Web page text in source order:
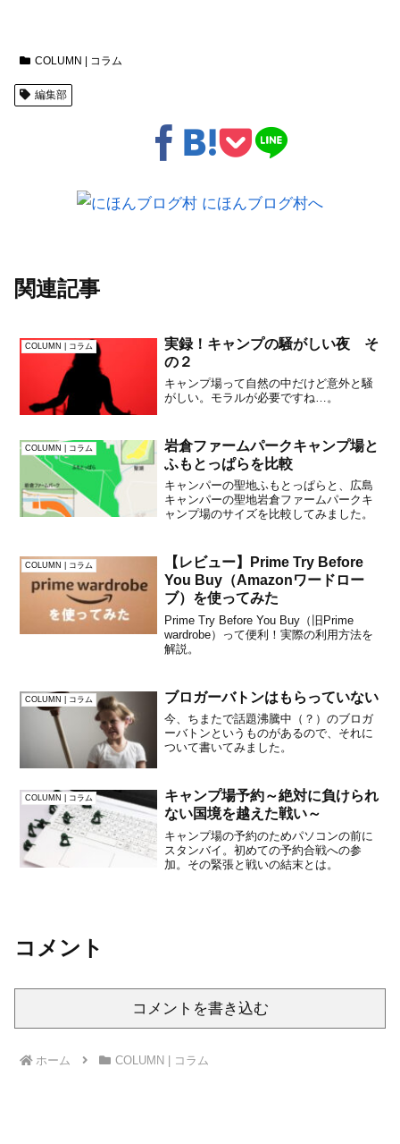
COLUMN | コラム
編集部
関連記事
COLUMN | コラム
実録！キャンプの騒がしい夜 そ
の２
キャンプ場って自然の中だけど意外と騒
がしい。モラルが必要ですね…。
COLUMN | コラム
岩倉ファームパークキャンプ場と
ふもとっぱらを比較
キャンパーの聖地ふもとっぱらと、広島
キャンパーの聖地岩倉ファームパークキ
ャンプ場のサイズを比較してみました。
COLUMN | コラム
【レビュー】Prime Try Before
You Buy（Amazonワードロー
ブ）を使ってみた
Prime Try Before You Buy（旧Prime
wardrobe）って便利！実際の利用方法を
解説。
COLUMN | コラム ブロガーバトンはもらっていない
今、ちまたで話題沸騰中（？）のブロガ
ーバトンというものがあるので、それに
ついて書いてみました。
COLUMN | コラム
キャンプ場予約～絶対に負けられ
ない国境を越えた戦い～
キャンプ場の予約のためパソコンの前に
スタンバイ。初めての予約合戦への参
加。その緊張と戦いの結末とは。
コメント
コメントを書き込む
ホーム COLUMN | コラム